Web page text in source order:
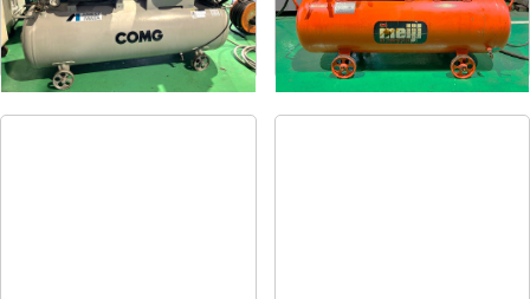
形 式TLP55-10
年 式2004
形 式H-2
年 式1981